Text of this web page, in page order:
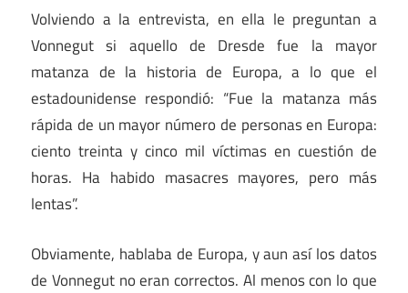
Volviendo a la entrevista, en ella le preguntan a
Vonnegut si aquello de Dresde fue la mayor
matanza de la historia de Europa, a lo que el
estadounidense respondió: “Fue la matanza más
rápida de un mayor número de personas en Europa:
ciento treinta y cinco mil víctimas en cuestión de
horas. Ha habido masacres mayores, pero más
lentas”.
Obviamente, hablaba de Europa, y aun así los datos
de Vonnegut no eran correctos. Al menos con lo que